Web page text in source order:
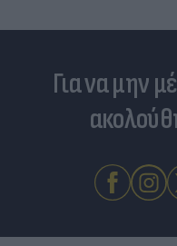
Για να μην